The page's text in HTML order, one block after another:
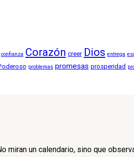
confianza Corazón creer Dios entrega
problemas promesas prosperidad
un calendario, sino que